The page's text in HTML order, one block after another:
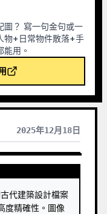
圖？ 寫一句金句或一
物+日常物件散落+手
用。
2025年12月18日
代建築設計檔案
度精確性。圖像